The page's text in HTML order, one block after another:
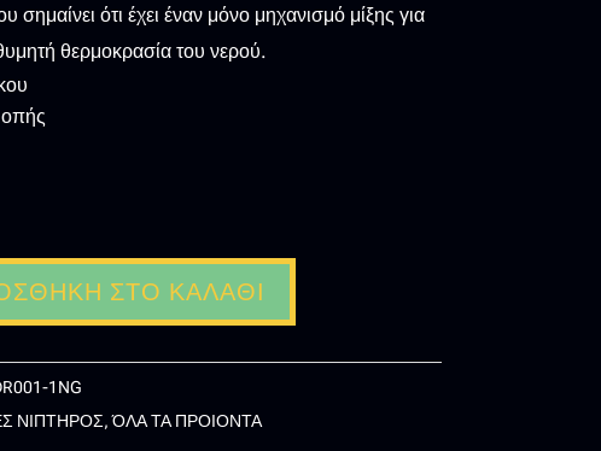
σημαίνει ότι έχει έναν μόνο μηχανισμό μίξης για
θερμοκρασία του νερού.
ΣΤΟ ΚΑΛΆΘΙ
1NG
ΝΙΠΤΗΡΟΣ,ΌΛΑ ΤΑ ΠΡΟΙΟΝΤΑ